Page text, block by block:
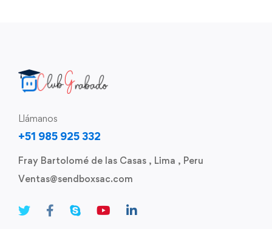
Llámanos
+51 985 925 332
Fray Bartolomé de las Casas , Lima , Peru
Ventas@sendboxsac.com